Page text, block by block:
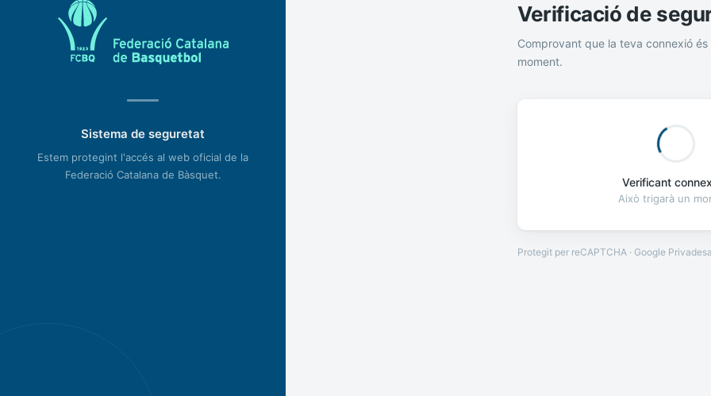
Sistema de seguretat
Estem protegint l'accés al web oficial de la
Federació Catalana de Bàsquet.
Verificació de
Comprovant que la teva connexió és
moment.
Verificant
Això trigarà un
Protegit per reCAPTCHA · Google Privadesa